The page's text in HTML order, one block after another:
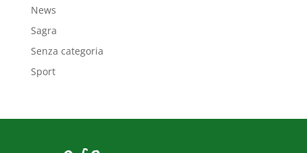
News
Sagra
Senza categoria
Sport